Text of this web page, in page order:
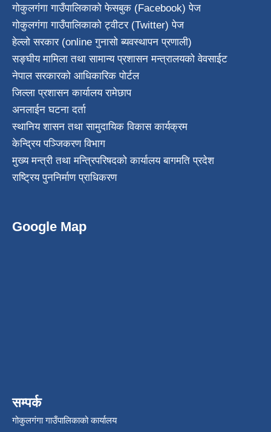
गोकुलगंगा गाउँपालिकाको फेसबुक (Facebook) पेज
गोकुलगंगा गाउँपालिकाको ट्वीटर (Twitter) पेज
हेल्लो सरकार (online गुनासो ब्यवस्थापन प्रणाली)
सङ्घीय मामिला तथा सामान्य प्रशासन मन्त्रालयको वेवसाईट
नेपाल सरकारको आधिकारिक पोर्टल
जिल्ला प्रशासन कार्यालय रामेछाप
अनलाईन घटना दर्ता
स्थानिय शासन तथा सामुदायिक विकास कार्यक्रम
केन्द्रिय पञ्जिकरण विभाग
मुख्य मन्त्री तथा मन्त्रिपरिषदको कार्यालय बागमति प्रदेश
राष्ट्रिय पुननिर्माण प्राधिकरण
Google Map
सम्पर्क
गोकुलगंगा गाउँपालिकाको कार्यालय